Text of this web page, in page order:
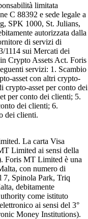
limitata
C 88392 e sede legale a
SPK 1000, St. Julians,
autorizzata dalla
di servizi di
1114 sui Mercati dei
Crypto Assets Act. Foris
servizi: 1. Scambio
asset con altri crypto-
crypto-asset per conto dei
per conto dei clienti; 5.
dei clienti; 6.
dei clienti.
La carta Visa
Limited ai sensi della
Foris MT Limited è una
con numero di
7, Spinola Park, Triq
debitamente
come istituto
ai sensi del 3°
Money Institutions).